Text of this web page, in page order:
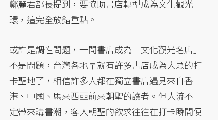
鄭麗君部長提到，要協助書店轉型成為文化觀光一
環，這完全放錯重點。
或許是調性問題，一間書店成為「文化觀光名店」
不是問題，台灣各地早就有許多書店成為大眾的打
卡聖地了，相信許多人都在獨立書店遇見來自香
港、中國、馬來西亞前來朝聖的讀者。但人流不一
定帶來購書潮，客人朝聖的欲求往往在打卡瞬間便